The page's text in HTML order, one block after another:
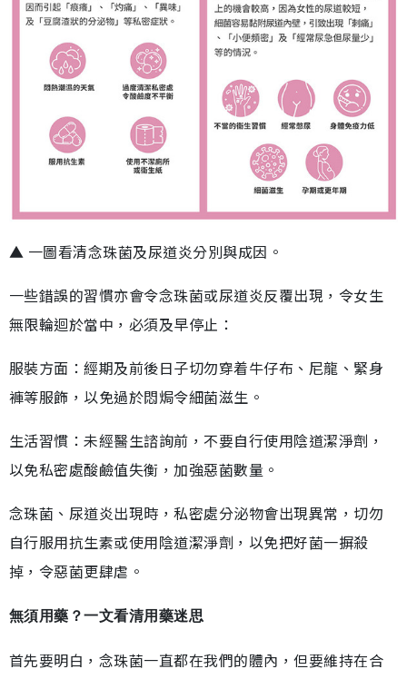
▲ 一圖看清念珠菌及尿道炎分別與成因。
一些錯誤的習慣亦會令念珠菌或尿道炎反覆出現，令女生
無限輪迴於當中，必須及早停止：
服裝方面：經期及前後日子切勿穿着牛仔布、尼龍、緊身
褲等服飾，以免過於悶焗令細菌滋生。
生活習慣：未經醫生諮詢前，不要自行使用陰道潔淨劑，
以免私密處酸鹼值失衡，加強惡菌數量。
念珠菌、尿道炎出現時，私密處分泌物會出現異常，切勿
自行服用抗生素或使用陰道潔淨劑，以免把好菌一摒殺
掉，令惡菌更肆虐。
無須用藥？一文看清用藥迷思
首先要明白，念珠菌一直都在我們的體內，但要維持在合